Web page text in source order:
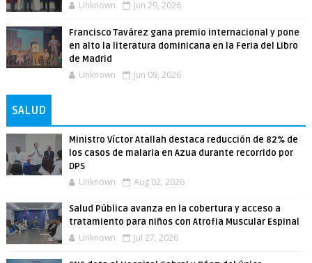
Unknown Jun 29, 2026
Francisco Tavárez gana premio internacional y pone
en alto la literatura dominicana en la Feria del Libro
de Madrid
Unknown Jun 09, 2026
SALUD
Ministro Víctor Atallah destaca reducción de 82% de
los casos de malaria en Azua durante recorrido por
DPS
Unknown Aug 02, 2026
Salud Pública avanza en la cobertura y acceso a
tratamiento para niños con Atrofia Muscular Espinal
Unknown Jul 27, 2026